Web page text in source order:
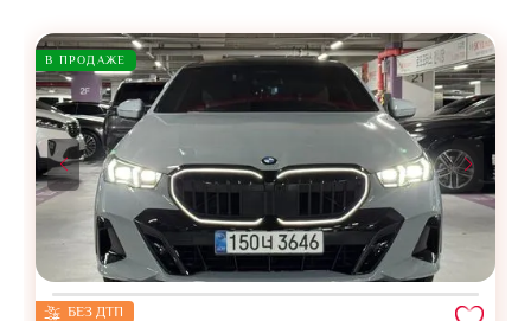
В ПРОДАЖЕ
БЕЗ ДТП